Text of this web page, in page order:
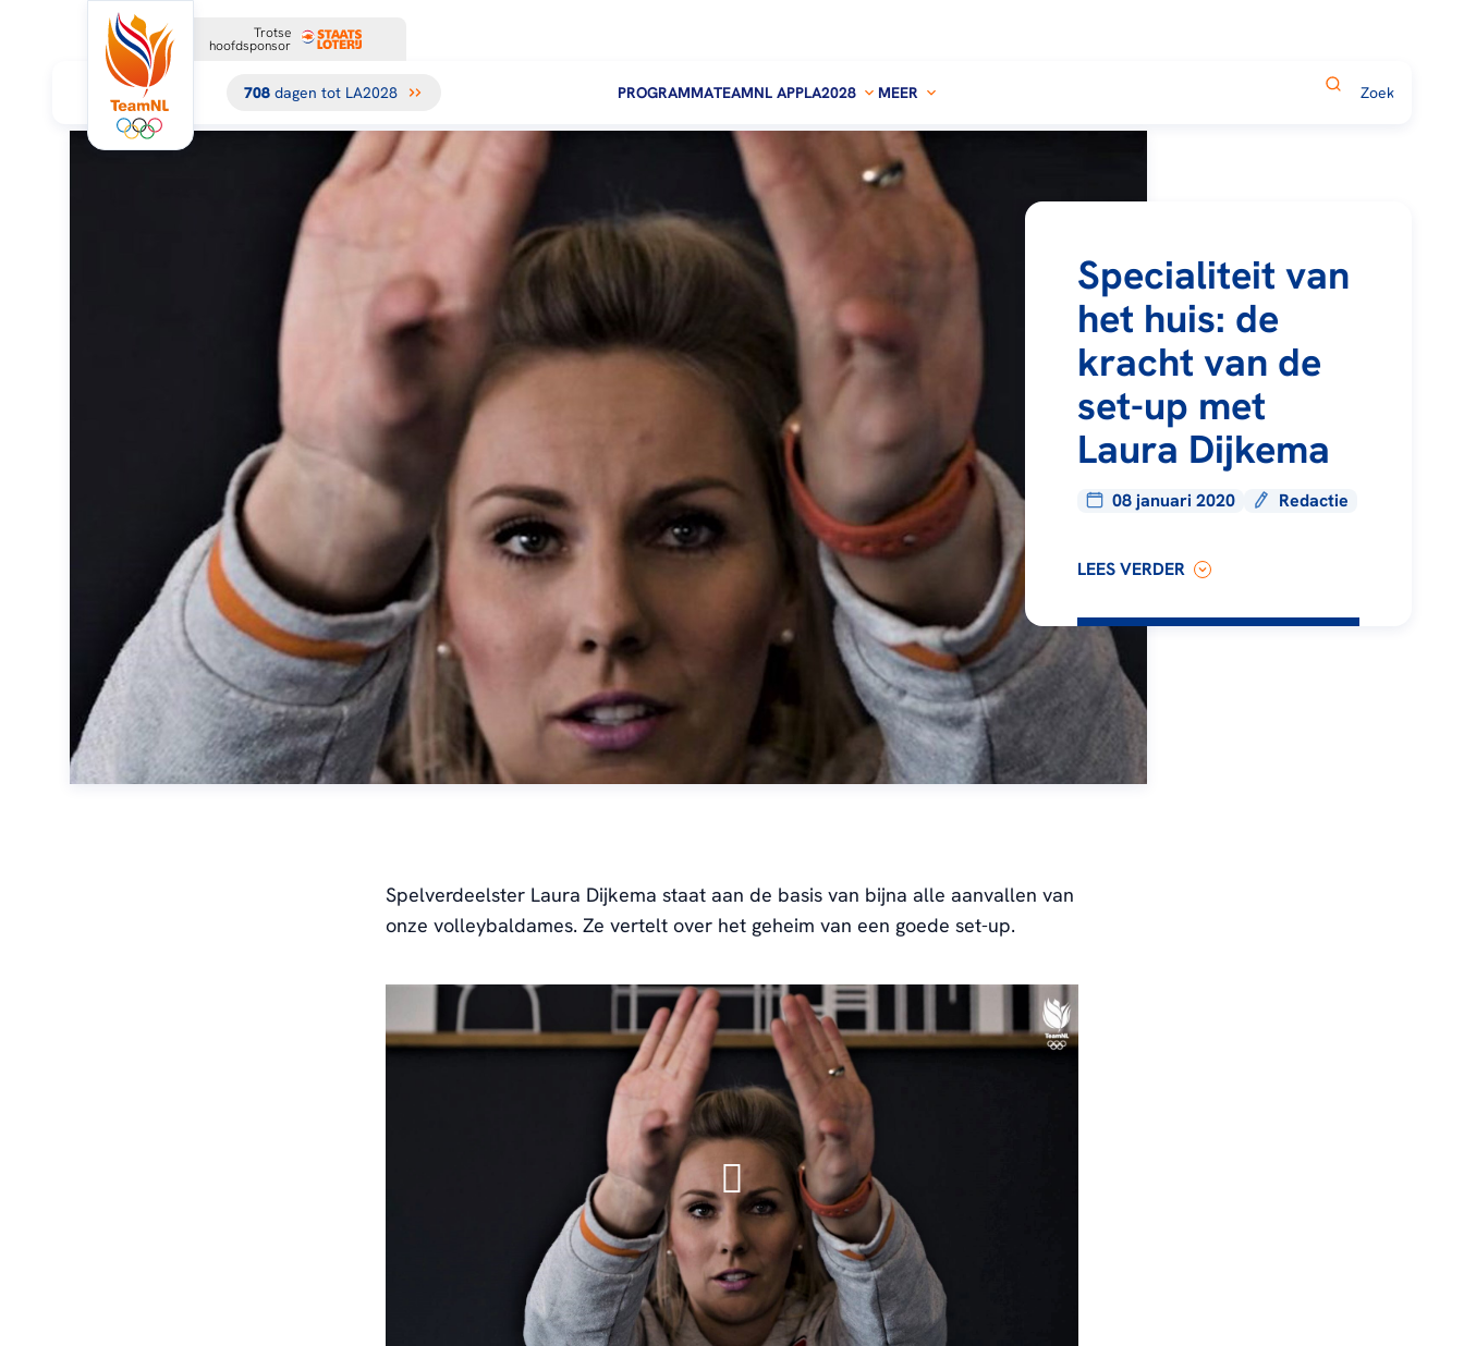
Trotse
hoofdsponsor
708 dagen tot LA2028 PROGRAMMATEAMNL APPLA2028 MEER
Specialiteit van
het huis: de
kracht van de
set-up met
Laura Dijkema
08 januari 2020 Redactie
LEES VERDER
Spelverdeelster Laura Dijkema staat aan de basis van bijna alle aanvallen van
onze volleybaldames. Ze vertelt over het geheim van een goede set-up.